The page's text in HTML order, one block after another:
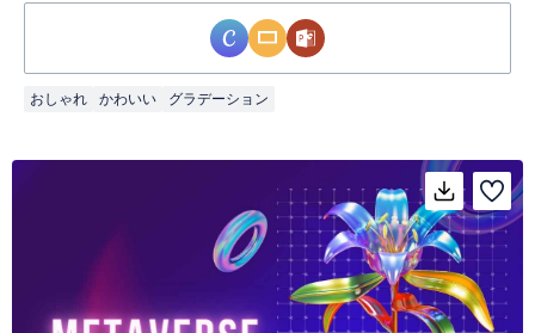
おしゃれ かわいい グラデーション